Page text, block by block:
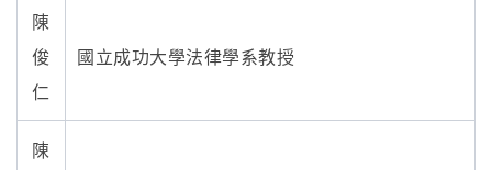
陳
俊
仁
國立成功大學法律學系教授
陳